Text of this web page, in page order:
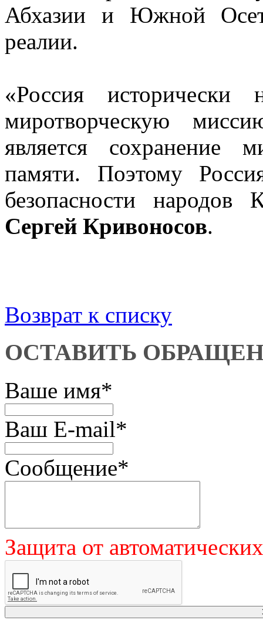
Абхазии и Южной
реалии.
«Россия исторически
миротворческую
является сохранение
памяти. Поэтому
безопасности народов
Сергей Кривоносов.
Возврат к списку
ОСТАВИТЬ
Ваше имя*
Ваш E-mail*
Сообщение*
Защита от